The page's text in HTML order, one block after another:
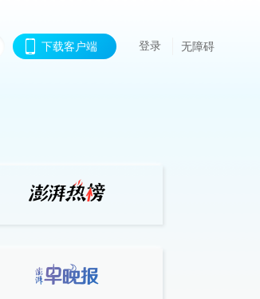
下载客户端 登录 无障碍